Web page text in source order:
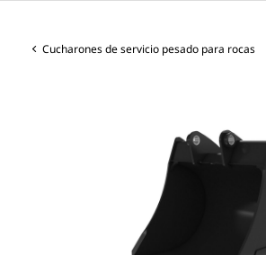
Cucharones de servicio pesado para rocas